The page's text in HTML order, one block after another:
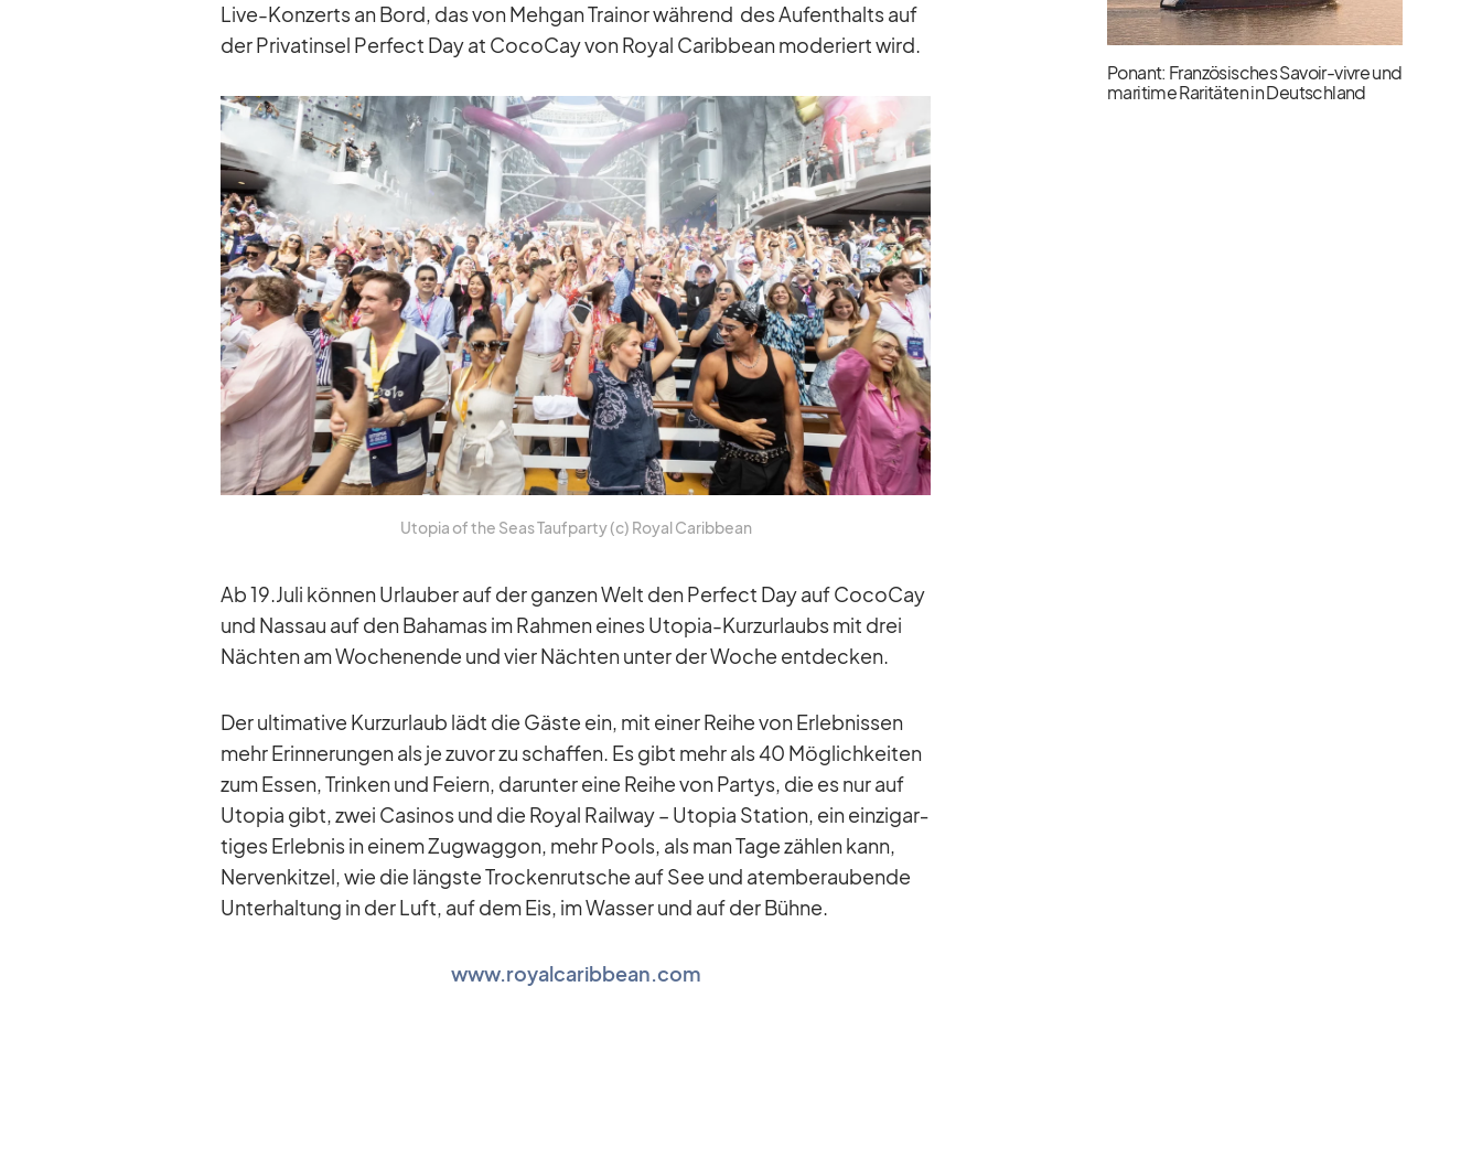
Live-Kon­zerts an Bord, das von Meh­gan Trai­nor wäh­rend des Auf­ent­halts auf
der Pri­vat­in­sel Per­fect Day at Co­co­Cay von Royal Ca­rib­bean mo­de­riert wird.
Uto­pia of the Seas Tauf­party (c) Royal Ca­rib­bean
Ab 19.Juli kön­nen Ur­lau­ber auf der gan­zen Welt den Per­fect Day auf Co­co­Cay
und Nas­sau auf den Ba­ha­mas im Rah­men ei­nes Uto­pia-Kurz­ur­laubs mit drei
Näch­ten am Wo­chen­ende und vier Näch­ten un­ter der Wo­che ent­de­cken.
Der ul­ti­ma­tive Kurz­ur­laub lädt die Gäste ein, mit ei­ner Reihe von Er­leb­nis­sen
mehr Er­in­ne­run­gen als je zu­vor zu schaf­fen. Es gibt mehr als 40 Mög­lich­kei­ten
zum Es­sen, Trin­ken und Fei­ern, dar­un­ter eine Reihe von Par­tys, die es nur auf
Uto­pia gibt, zwei Ca­si­nos und die Royal Rail­way – Uto­pia Sta­tion, ein ein­zig­ar­
ti­ges Er­leb­nis in ei­nem Zug­wag­gon, mehr Pools, als man Tage zäh­len kann,
Ner­ven­kit­zel, wie die längste Tro­cken­rut­sche auf See und atem­be­rau­bende
Un­ter­hal­tung in der Luft, auf dem Eis, im Was­ser und auf der Bühne.
www.royalcaribbean.com
Ponant: Französisches Savoir-vivre und
maritime Raritäten in Deutschland